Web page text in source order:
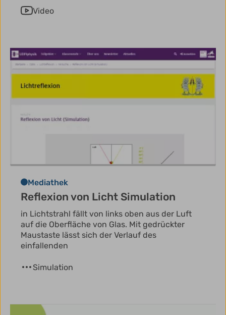
Video
Mediathek
Reflexion von Licht Simulation
in Lichtstrahl fällt von links oben aus der Luft
auf die Oberfläche von Glas. Mit gedrückter
Maustaste lässt sich der Verlauf des
einfallenden
Simulation